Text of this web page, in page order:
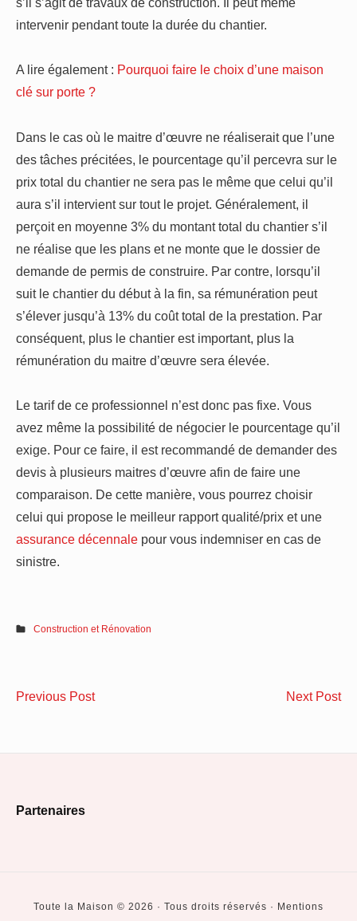
intervenir pendant toute la durée du chantier.
A lire également : Pourquoi faire le choix d’une maison
clé sur porte ?
Dans le cas où le maitre d’œuvre ne réaliserait que l’une
des tâches précitées, le pourcentage qu’il percevra sur le
prix total du chantier ne sera pas le même que celui qu’il
aura s’il intervient sur tout le projet. Généralement, il
perçoit en moyenne 3% du montant total du chantier s’il
ne réalise que les plans et ne monte que le dossier de
demande de permis de construire. Par contre, lorsqu’il
suit le chantier du début à la fin, sa rémunération peut
s’élever jusqu’à 13% du coût total de la prestation. Par
conséquent, plus le chantier est important, plus la
rémunération du maitre d’œuvre sera élevée.
Le tarif de ce professionnel n’est donc pas fixe. Vous
avez même la possibilité de négocier le pourcentage qu’il
exige. Pour ce faire, il est recommandé de demander des
devis à plusieurs maitres d’œuvre afin de faire une
comparaison. De cette manière, vous pourrez choisir
celui qui propose le meilleur rapport qualité/prix et une
assurance décennale pour vous indemniser en cas de
sinistre.
Construction et Rénovation
Navigation
Previous PostQuelle
Next Post
Partenaires
Toute la Maison © 2026 · Tous droits réservés · Mentions